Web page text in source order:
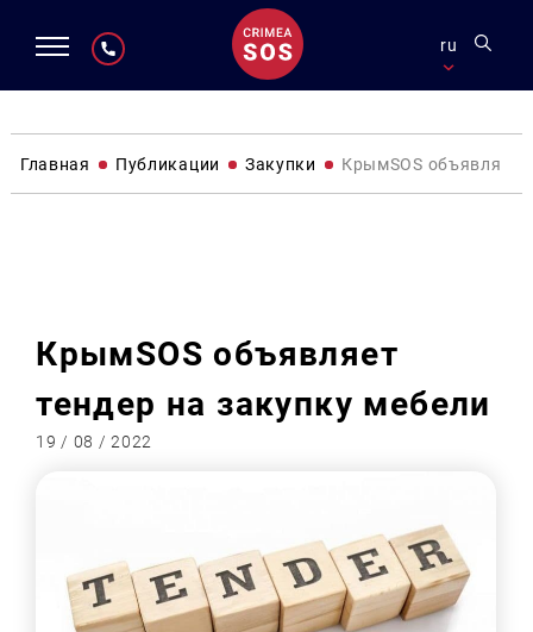
ru
Главная Публикации Закупки КрымSOS объявляет
КрымSOS объявляет
тендер на закупку мебели
19 / 08 / 2022